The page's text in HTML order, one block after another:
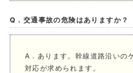
Q．交通事故の危険はありますか？
A．あります。幹線道路沿いの
対応が求められます。